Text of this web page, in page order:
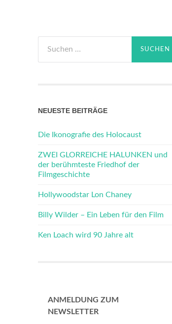
nach:
NEUESTE BEITRÄGE
Die Ikonografie des Holocaust
ZWEI GLORREICHE HALUNKEN und
der berühmteste Friedhof der
Filmgeschichte
Hollywoodstar Lon Chaney
Billy Wilder – Ein Leben für den Film
Ken Loach wird 90 Jahre alt
ANMELDUNG ZUM
NEWSLETTER